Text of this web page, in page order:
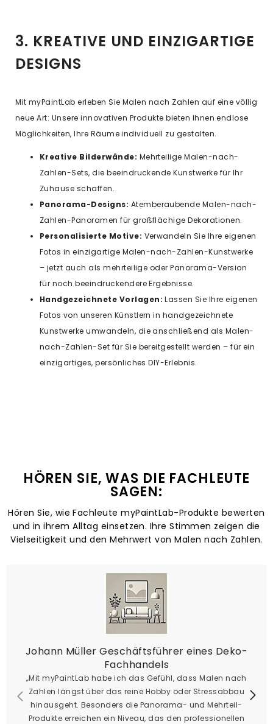
3. KREATIVE UND EINZIGARTIGE
DESIGNS
Mit myPaintLab erleben Sie Malen nach Zahlen auf eine völlig
neue Art: Unsere innovativen Produkte bieten Ihnen endlose
Möglichkeiten, Ihre Räume individuell zu gestalten.
Kreative Bilderwände: Mehrteilige Malen-nach-
Zahlen-Sets, die beeindruckende Kunstwerke für Ihr
Zuhause schaffen.
Panorama-Designs: Atemberaubende Malen-nach-
Zahlen-Panoramen für großflächige Dekorationen.
Personalisierte Motive: Verwandeln Sie Ihre eigenen
Fotos in einzigartige Malen-nach-Zahlen-Kunstwerke
– jetzt auch als mehrteilige oder Panorama-Version
für noch beeindruckendere Ergebnisse.
Handgezeichnete Vorlagen: Lassen Sie Ihre eigenen
Fotos von unseren Künstlern in handgezeichnete
Kunstwerke umwandeln, die anschließend als Malen-
nach-Zahlen-Set für Sie bereitgestellt werden – für ein
einzigartiges, persönliches DIY-Erlebnis.
HÖREN SIE, WAS DIE FACHLEUTE
SAGEN:
Hören Sie, wie Fachleute myPaintLab-Produkte bewerten
und in ihrem Alltag einsetzen. Ihre Stimmen zeigen die
Vielseitigkeit und den Mehrwert von Malen nach Zahlen.
Johann Müller Geschäftsführer eines Deko-
Fachhandels
„Mit myPaintLab habe ich das Gefühl, dass Malen nach
Zahlen längst über das reine Hobby oder Stressabbau
hinausgeht. Besonders die Panorama- und Mehrteil-
Produkte erreichen ein Niveau, das den professionellen